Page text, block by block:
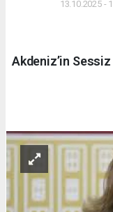
13.10.2025 -
Akdeniz’in Sessiz